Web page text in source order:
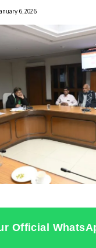
6, 2026
Official